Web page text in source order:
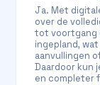
Ja. Met
over de
tot voortgang
ingepland,
aanvullingen
Daardoor kun
en completer